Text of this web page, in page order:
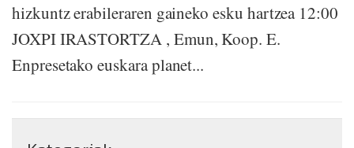
hizkuntz erabileraren gaineko esku hartzea 12:00
JOXPI IRASTORTZA , Emun, Koop. E.
Enpresetako euskara planet...